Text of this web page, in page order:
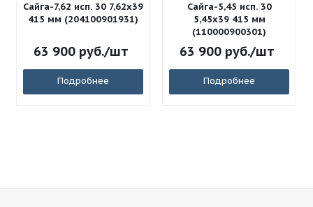
Сайга-7,62 исп. 30 7,62x39
415 мм (204100901931)
63 900руб./шт
Подробнее
Сайга-5,45 исп. 30
5,45x39 415 мм
(110000900301)
63 900руб./шт
Подробнее